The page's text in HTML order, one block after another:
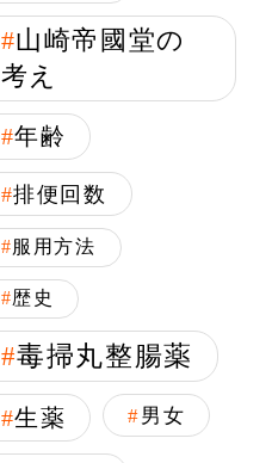
山崎帝國堂の
考え
年齢
排便回数
服用方法
歴史
毒掃丸整腸薬
生薬 男女